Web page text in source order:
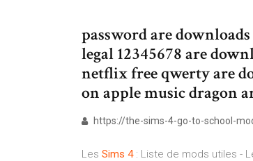
password are
legal 12345678 are
netflix free qwerty are
on apple music dragon
https://the-sims-4-go-to-school-
Les Sims 4: Liste de mods utiles -